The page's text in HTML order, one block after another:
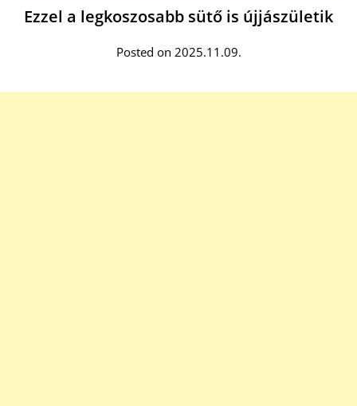
Ezzel a legkoszosabb sütő is újjászületik
Posted on 2025.11.09.